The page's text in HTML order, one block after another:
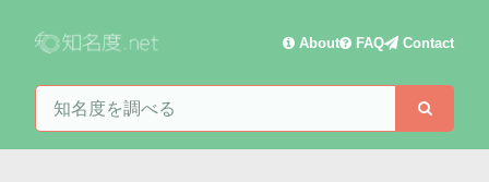
About FAQ Contact
知名度を検索